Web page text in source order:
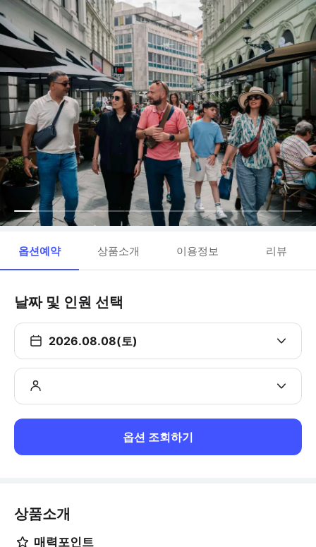
옵션예약 상품소개 이용정보 리뷰
날짜 및 인원 선택
2026.08.08(토)
옵션 조회하기
상품소개
매력포인트